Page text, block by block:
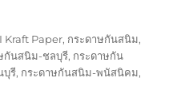
Kraft Paper, กระดาษกันสนิม,
กันสนิม-ชลบุรี, กระดาษกัน
บุรี, กระดาษกันสนิม-พนัสนิคม,